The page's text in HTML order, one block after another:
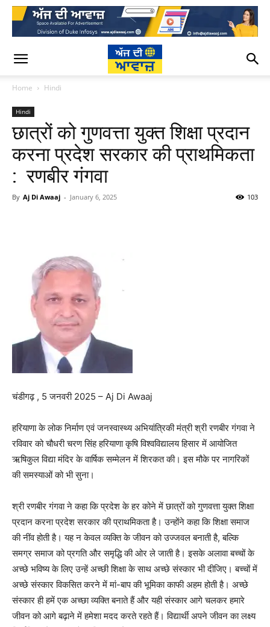
Home Hindi
Hindi
छात्रों को गुणवत्ता युक्त शिक्षा प्रदान
करना प्रदेश सरकार की प्राथमिकता
: रणबीर गंगवा
By Aj Di Awaaj - January 6, 2025 103
चंडीगढ़ , 5 जनवरी 2025 – Aj Di Awaaj
हरियाणा के लोक निर्माण एवं जनस्वास्थ्य अभियांत्रिकी मंत्री श्री रणबीर गंगवा ने
रविवार को चौधरी चरण सिंह हरियाणा कृषि विश्वविद्यालय हिसार में आयोजित
ऋषिकुल विद्या मंदिर के वार्षिक सम्मेलन में शिरकत की। इस मौके पर नागरिकों
की समस्याओं को भी सुना।
श्री रणबीर गंगवा ने कहा कि प्रदेश के हर कोने में छात्रों को गुणवत्ता युक्त शिक्षा
प्रदान करना प्रदेश सरकार की प्राथमिकता है। उन्होंने कहा कि शिक्षा समाज
की नींव होती है। यह न केवल व्यक्ति के जीवन को उज्जवल बनाती है, बल्कि
समग्र समाज को प्रगति और समृद्धि की ओर ले जाती है। इसके अलावा बच्चों के
अच्छे भविष्य के लिए उन्हें अच्छी शिक्षा के साथ अच्छे संस्कार भी दीजिए। बच्चों में
अच्छे संस्कार विकसित करने में मां-बाप की भूमिका काफी अहम होती है। अच्छे
संस्कार ही हमें एक अच्छा व्यक्ति बनाते हैं और यही संस्कार आगे चलकर हमारे
जीवन को आगे बढ़ाने में हमेशा मदद करते रहते हैं। विद्यार्थी अपने जीवन का लक्ष्य